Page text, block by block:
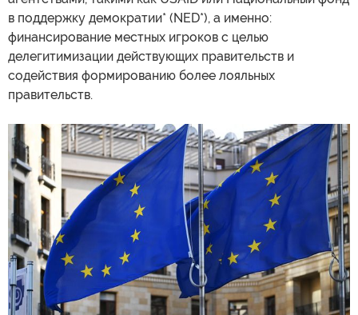
в поддержку демократии* (NED*), а именно:
финансирование местных игроков с целью
делегитимизации действующих правительств и
содействия формированию более лояльных
правительств.